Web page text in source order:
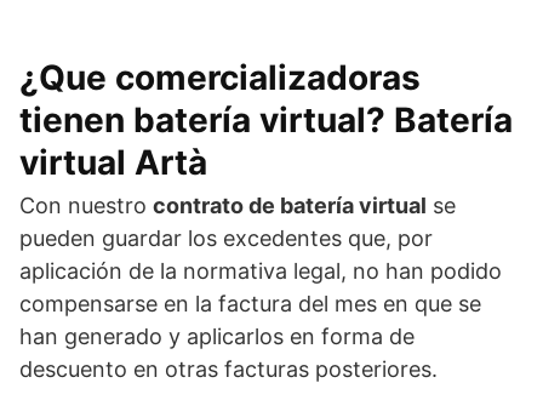
¿Que comercializadoras
tienen batería virtual? Batería
virtual Artà
Con nuestro contrato de batería virtual se
pueden guardar los excedentes que, por
aplicación de la normativa legal, no han podido
compensarse en la factura del mes en que se
han generado y aplicarlos en forma de
descuento en otras facturas posteriores.